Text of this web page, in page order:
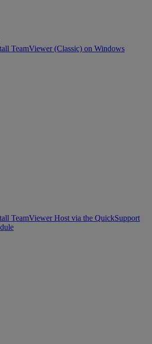
TeamViewer (Classic) on Windows
TeamViewer Host via the QuickSupport